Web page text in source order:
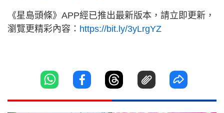
《星島頭條》APP經已推出最新版本，請立即更新，
瀏覽更精彩內容： https://bit.ly/3yLrgYZ